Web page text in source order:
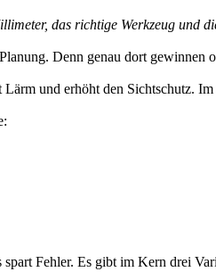
das richtige Werkzeug und
Denn genau dort gewinnen
und erhöht den Sichtschutz.
Fehler. Es gibt im Kern drei